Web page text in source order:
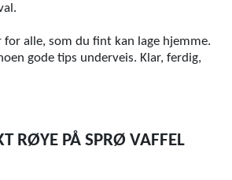
for alle, som du fint kan lage hjemme.
gode tips underveis. Klar, ferdig,
RØYE PÅ SPRØ VAFFEL